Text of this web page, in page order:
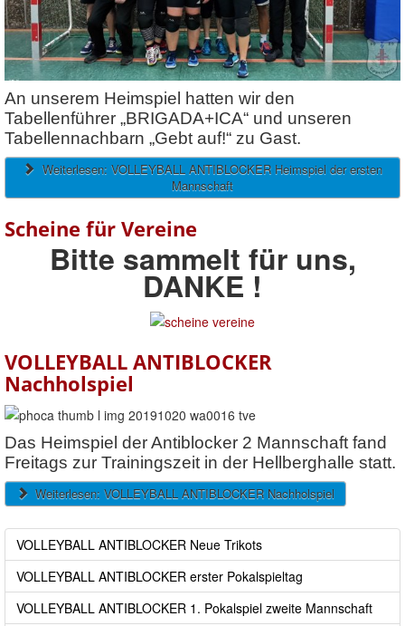
An unserem Heimspiel hatten wir den
Tabellenführer „BRIGADA+ICA“ und unseren
Tabellennachbarn „Gebt auf!“ zu Gast.
Weiterlesen: VOLLEYBALL ANTIBLOCKER Heimspiel der ersten
Mannschaft
Scheine für Vereine
Bitte sammelt für uns,
DANKE !
VOLLEYBALL ANTIBLOCKER
Nachholspiel
Das Heimspiel der Antiblocker 2 Mannschaft fand
Freitags zur Trainingszeit in der Hellberghalle statt.
Weiterlesen: VOLLEYBALL ANTIBLOCKER Nachholspiel
VOLLEYBALL ANTIBLOCKER Neue Trikots
VOLLEYBALL ANTIBLOCKER erster Pokalspieltag
VOLLEYBALL ANTIBLOCKER 1. Pokalspiel zweite Mannschaft